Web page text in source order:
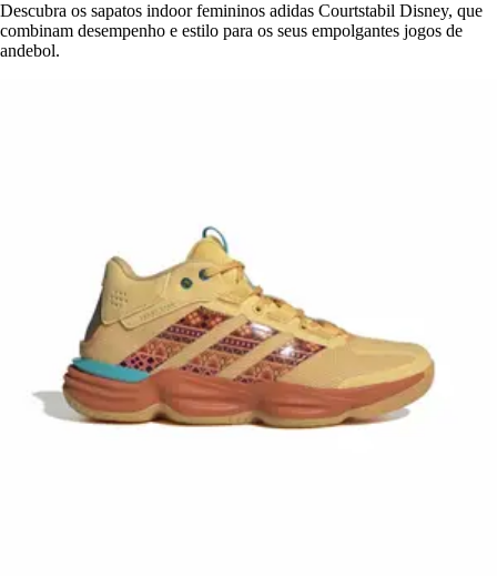
Descubra os sapatos indoor femininos adidas Courtstabil Disney, que
combinam desempenho e estilo para os seus empolgantes jogos de
andebol.